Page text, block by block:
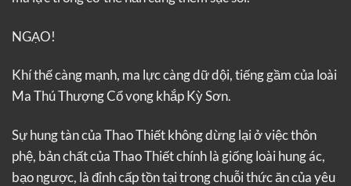
NGẠO!
Khí thế càng mạnh, ma lực càng dữ dội, tiếng gầm của loài
Ma Thú Thượng Cổ vọng khắp Kỳ Sơn.
Sự hung tàn của Thao Thiết không dừng lại ở việc thôn
phệ, bản chất của Thao Thiết chính là giống loài hung ác,
bạo ngược, là đỉnh cấp tồn tại trong chuỗi thức ăn của yêu